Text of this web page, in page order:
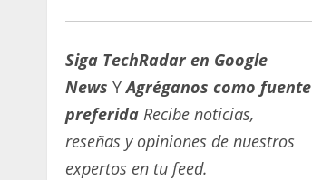
Siga TechRadar en Google
News Y Agréganos como fuente
preferida Recibe noticias,
reseñas y opiniones de nuestros
expertos en tu feed.